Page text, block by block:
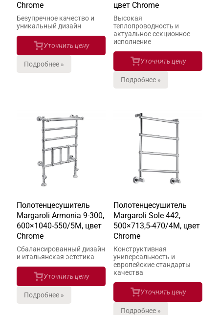
Chrome
Безупречное качество и
уникальный дизайн
Уточнить цену
Подробнее »
цвет Chrome
Высокая
теплопроводность и
актуальное секционное
исполнение
Уточнить цену
Подробнее »
Полотенцесушитель
Margaroli Armonia 9-300,
600×1040-550/5M, цвет
Chrome
Сбалансированный дизайн
и итальянская эстетика
Уточнить цену
Подробнее »
Полотенцесушитель
Margaroli Sole 442,
500×713,5-470/4M, цвет
Chrome
Конструктивная
универсальность и
европейские стандарты
качества
Уточнить цену
Подробнее »